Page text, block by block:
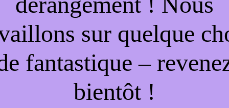
sur quelque
fantastique –
bientôt !